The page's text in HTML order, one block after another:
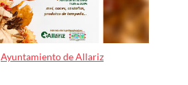
Ayuntamiento de Allariz